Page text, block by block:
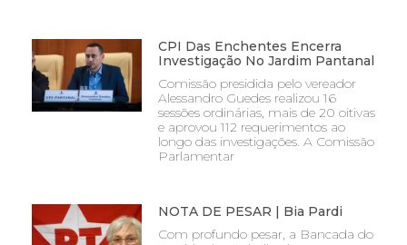
CPI Das Enchentes Encerra
Investigação No Jardim Pantanal
Comissão presidida pelo vereador
Alessandro Guedes realizou 16
sessões ordinárias, mais de 20 oitivas
e aprovou 112 requerimentos ao
longo das investigações. A Comissão
Parlamentar
NOTA DE PESAR | Bia Pardi
Com profundo pesar, a Bancada do